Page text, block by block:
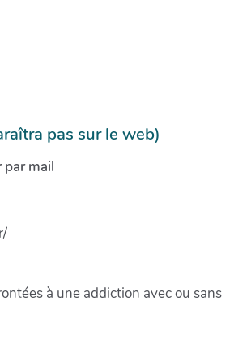
pas sur le web)
par mail
à une addiction avec ou sans